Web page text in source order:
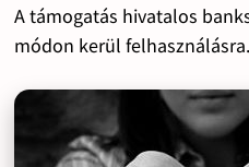
A támogatás hivatalos
módon kerül felhasználásra.